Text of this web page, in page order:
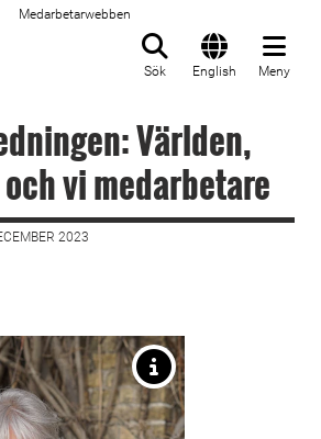
Medarbetarwebben
Sök English Meny
Världen,
vi medarbetare
2023